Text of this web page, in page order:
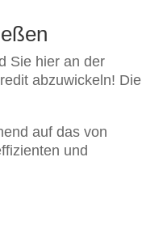
Sie hier an der
abzuwickeln! Die
auf das von
und